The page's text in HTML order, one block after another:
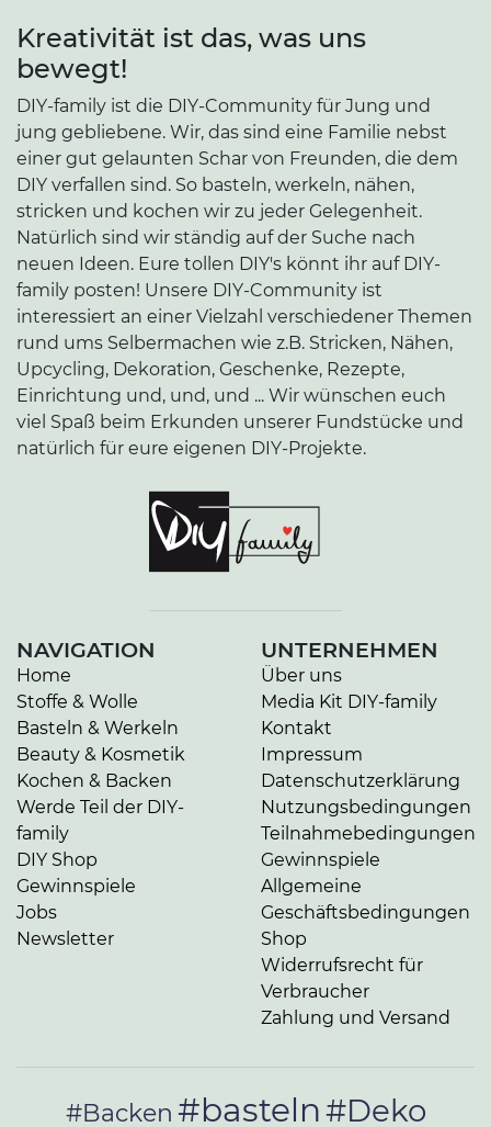
Kreativität ist das, was uns
bewegt!
DIY-family ist die DIY-Community für Jung und
jung gebliebene. Wir, das sind eine Familie nebst
einer gut gelaunten Schar von Freunden, die dem
DIY verfallen sind. So basteln, werkeln, nähen,
stricken und kochen wir zu jeder Gelegenheit.
Natürlich sind wir ständig auf der Suche nach
neuen Ideen. Eure tollen DIY's könnt ihr auf DIY-
family posten! Unsere DIY-Community ist
interessiert an einer Vielzahl verschiedener Themen
rund ums Selbermachen wie z.B. Stricken, Nähen,
Upcycling, Dekoration, Geschenke, Rezepte,
Einrichtung und, und, und ... Wir wünschen euch
viel Spaß beim Erkunden unserer Fundstücke und
natürlich für eure eigenen DIY-Projekte.
NAVIGATION
Home
Stoffe & Wolle
Basteln & Werkeln
Beauty & Kosmetik
Kochen & Backen
Werde Teil der DIY-
family
DIY Shop
Gewinnspiele
Jobs
Newsletter
UNTERNEHMEN
Über uns
Media Kit DIY-family
Kontakt
Impressum
Datenschutzerklärung
Nutzungsbedingungen
Teilnahmebedingungen
Gewinnspiele
Allgemeine
Geschäftsbedingungen
Shop
Widerrufsrecht für
Verbraucher
Zahlung und Versand
#Backen #basteln#Deko